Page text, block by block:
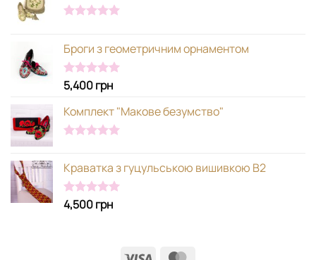
Броги з геометричним орнаментом
Оцінено в
з 5
5,400грн
Комплект "Макове безумство"
Краватка з гуцульською вишивкою В2
Оцінено в
з 5
4,500грн
Visa